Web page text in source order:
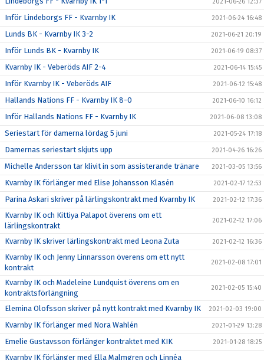
Inför Lindeborgs FF - Kvarnby IK 2021-06-24 16:48
Lunds BK - Kvarnby IK 3-2 2021-06-21 20:19
Inför Lunds BK - Kvarnby IK 2021-06-19 08:37
Kvarnby IK - Veberöds AIF 2-4 2021-06-14 15:45
Inför Kvarnby IK - Veberöds AIF 2021-06-12 15:48
Hallands Nations FF - Kvarnby IK 8-0 2021-06-10 16:12
Inför Hallands Nations FF - Kvarnby IK 2021-06-08 13:08
Seriestart för damerna lördag 5 juni 2021-05-24 17:18
Damernas seriestart skjuts upp 2021-04-26 16:26
Michelle Andersson tar klivit in som assisterande tränare 2021-03-05 13:56
Kvarnby IK förlänger med Elise Johansson Klasén 2021-02-17 12:53
Parina Askari skriver på lärlingskontrakt med Kvarnby IK 2021-02-12 17:36
Kvarnby IK och Kittiya Palapot överens om ett
lärlingskontrakt
2021-02-12 17:06
Kvarnby IK skriver lärlingskontrakt med Leona Zuta 2021-02-12 16:36
Kvarnby IK och Jenny Linnarsson överens om ett nytt
kontrakt
2021-02-08 17:01
Kvarnby IK och Madeleine Lundquist överens om en
kontraktsförlängning
2021-02-05 15:40
Elemina Olofsson skriver på nytt kontrakt med Kvarnby IK 2021-02-03 19:00
Kvarnby IK förlänger med Nora Wahlén 2021-01-29 13:28
Emelie Gustavsson förlänger kontraktet med KIK 2021-01-28 18:25
Kvarnby IK förlänger med Ella Malmgren och Linnéa